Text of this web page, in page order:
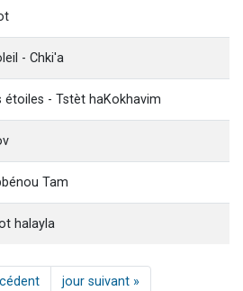
- Chki'a
étoiles - Tstèt haKokhavim
Tam
halayla
jour suivant »